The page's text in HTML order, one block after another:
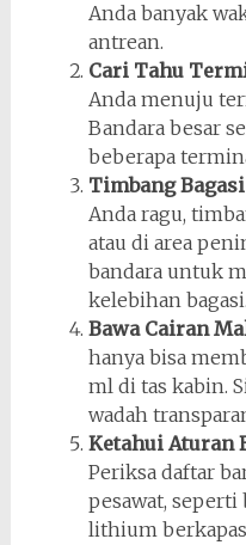
Anda banyak
antrean.
Cari Tahu
Anda menuju
Bandara besar
beberapa
Timbang
Anda ragu,
atau di area
bandara untuk
kelebihan bagasi.
Bawa Cairan
hanya bisa
ml di tas kabin.
wadah
Ketahui Aturan
Periksa daftar
pesawat, seperti
lithium